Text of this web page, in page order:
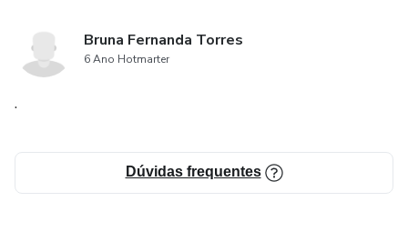
Bruna Fernanda Torres
6 Ano Hotmarter
.
Dúvidas frequentes